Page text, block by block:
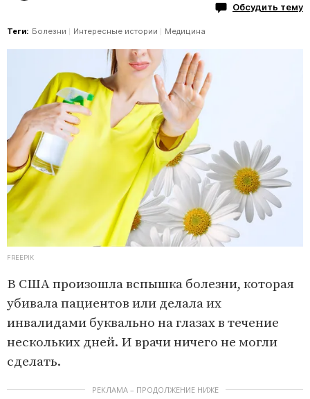
Обсудить тему
Теги: Болезни Интересные истории Медицина
FREEPIK
В США произошла вспышка болезни, которая
убивала пациентов или делала их
инвалидами буквально на глазах в течение
нескольких дней. И врачи ничего не могли
сделать.
РЕКЛАМА – ПРОДОЛЖЕНИЕ НИЖЕ